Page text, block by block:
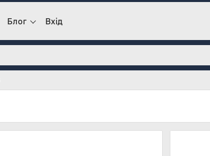
Блог Вхід